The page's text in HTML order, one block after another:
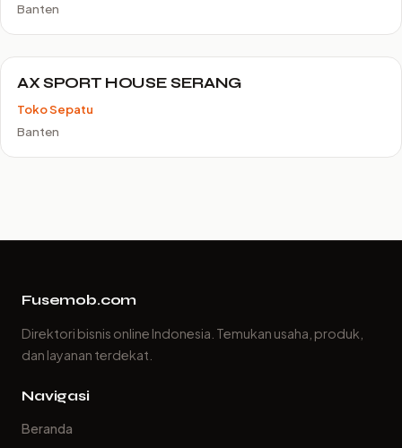
Banten
AX SPORT HOUSE SERANG
Toko Sepatu
Banten
Fusemob.com
Direktori bisnis online Indonesia. Temukan usaha, produk,
dan layanan terdekat.
Navigasi
Beranda